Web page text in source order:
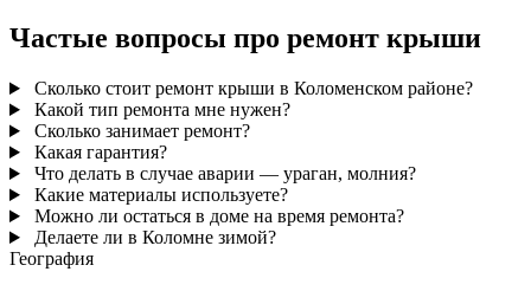
Частые вопросы про ремонт крыши
Сколько стоит ремонт крыши в Коломенском районе?
Какой тип ремонта мне нужен?
Сколько занимает ремонт?
Какая гарантия?
Что делать в случае аварии — ураган, молния?
Какие материалы используете?
Можно ли остаться в доме на время ремонта?
Делаете ли в Коломне зимой?
География